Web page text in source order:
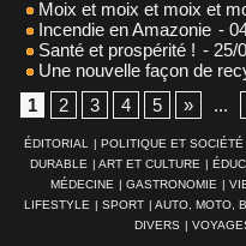
Moix et moix et moix et
Incendie en Amazonie -
Santé et prospérité ! - 25/
Une nouvelle façon de
1
2 3 4 5 » ...
ÉDITORIAL | POLITIQUE ET SOCIÉTÉ
DURABLE | ART ET CULTURE |
MÉDECINE | GASTRONOMIE |
LIFESTYLE | SPORT | AUTO, MOTO,
DIVERS |